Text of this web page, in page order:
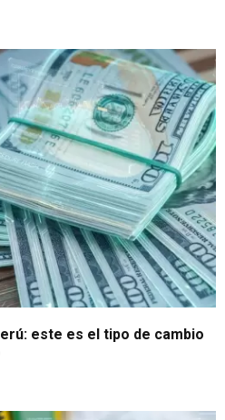
este es el tipo de cambio